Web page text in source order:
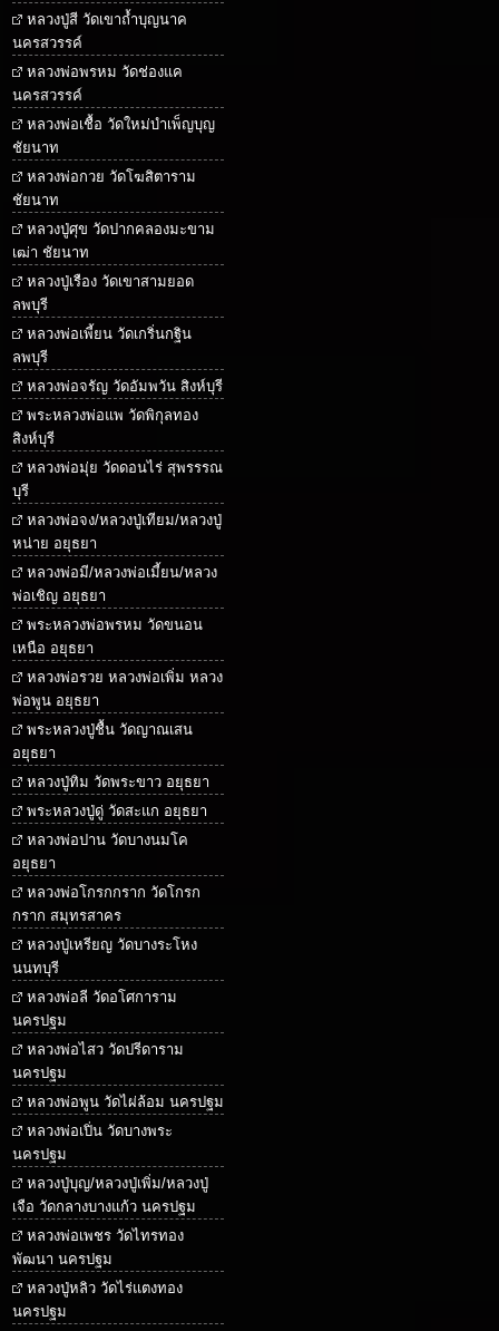
หลวงปู่สี วัดเขาถ้ำบุญนาค
นครสวรรค์
หลวงพ่อพรหม วัดช่องแค
นครสวรรค์
หลวงพ่อเชื้อ วัดใหม่บำเพ็ญบุญ
ชัยนาท
หลวงพ่อกวย วัดโฆสิตาราม
ชัยนาท
หลวงปู่ศุข วัดปากคลองมะขาม
เฒ่า ชัยนาท
หลวงปู่เรือง วัดเขาสามยอด
ลพบุรี
หลวงพ่อเพี้ยน วัดเกริ่นกฐิน
ลพบุรี
หลวงพ่อจรัญ วัดอัมพวัน สิงห์บุรี
พระหลวงพ่อแพ วัดพิกุลทอง
สิงห์บุรี
หลวงพ่อมุ่ย วัดดอนไร่ สุพรรรณ
บุรี
หลวงพ่อจง/หลวงปู่เทียม/หลวงปู่
หน่าย อยุธยา
หลวงพ่อมี/หลวงพ่อเมี้ยน/หลวง
พ่อเชิญ อยุธยา
พระหลวงพ่อพรหม วัดขนอน
เหนือ อยุธยา
หลวงพ่อรวย หลวงพ่อเพิ่ม หลวง
พ่อพูน อยุธยา
พระหลวงปู่ชื้น วัดญาณเสน
อยุธยา
หลวงปู่ทิม วัดพระขาว อยุธยา
พระหลวงปู่ดู่ วัดสะแก อยุธยา
หลวงพ่อปาน วัดบางนมโค
อยุธยา
หลวงพ่อโกรกกราก วัดโกรก
กราก สมุทรสาคร
หลวงปู่เหรียญ วัดบางระโหง
นนทบุรี
หลวงพ่อลี วัดอโศการาม
นครปฐม
หลวงพ่อไสว วัดปรีดาราม
นครปฐม
หลวงพ่อพูน วัดไผ่ล้อม นครปฐม
หลวงพ่อเปิ่น วัดบางพระ
นครปฐม
หลวงปู่บุญ/หลวงปู่เพิ่ม/หลวงปู่
เจือ วัดกลางบางแก้ว นครปฐม
หลวงพ่อเพชร วัดไทรทอง
พัฒนา นครปฐม
หลวงปู่หลิว วัดไร่แตงทอง
นครปฐม